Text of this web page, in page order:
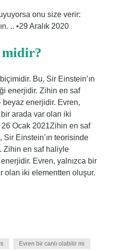
onu size verir:
.. •29 Aralık 2020
Bu, Sir Einstein’ın
enerjidir. Zihin en saf
enerjidir. Evren,
arada var olan iki
Ocak 2021Zihin en saf
Einstein’ın teorisinde
Zihin en saf haliyle
Evren, yalnızca bir
olan iki elementten oluşur.
Evren bir canlı olabilir mi